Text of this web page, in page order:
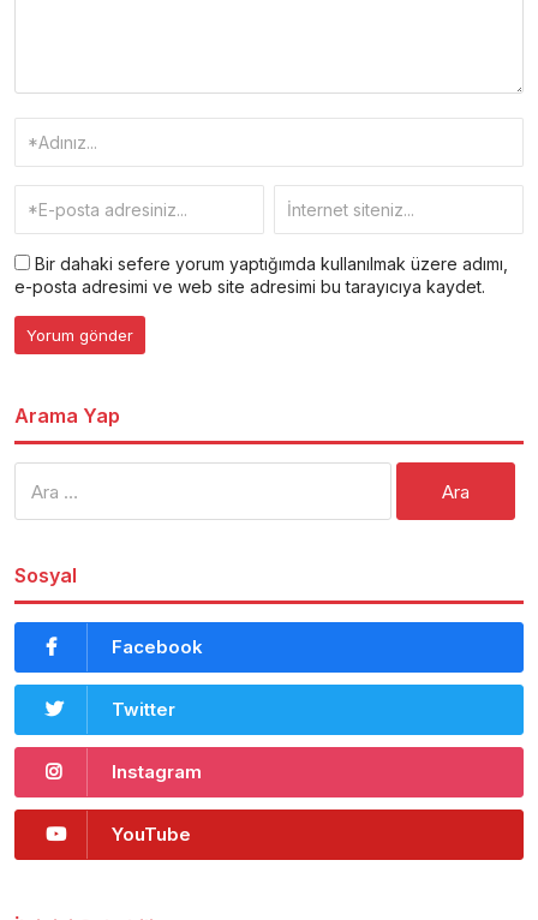
Bir dahaki sefere yorum yaptığımda kullanılmak üzere adımı,
e-posta adresimi ve web site adresimi bu tarayıcıya kaydet.
Arama Yap
Sosyal
Facebook
Twitter
Instagram
YouTube